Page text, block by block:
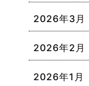
2026年3月
2026年2月
2026年1月